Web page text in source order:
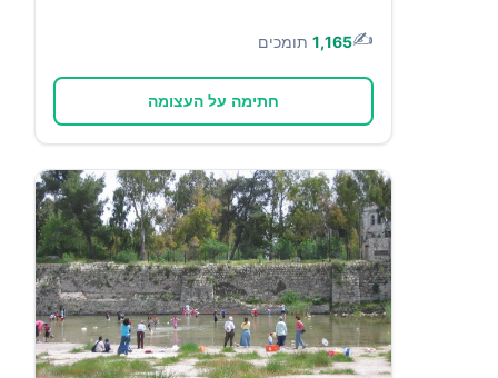
✍️
1,165 תומכים
חתימה על העצומה